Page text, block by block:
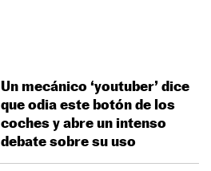
Un mecánico ‘youtuber’ dice
que odia este botón de los
coches y abre un intenso
debate sobre su uso